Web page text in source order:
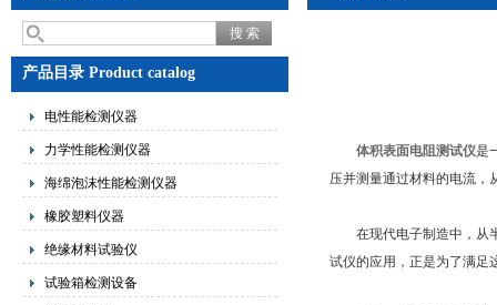
产品目录 Product catalog
电性能检测仪器
力学性能检测仪器
海绵泡沫性能检测仪器
橡胶塑料仪器
绝缘材料试验仪
试验箱检测设备
体积表面电阻测试仪是
压并测量通过材料的电流，
在现代电子制造中，从半
试仪的应用，正是为了满足